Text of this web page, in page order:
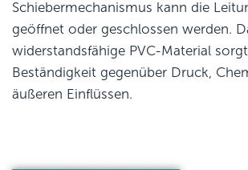
Schiebermechanismus kann die
geöffnet oder geschlossen werden.
widerstandsfähige PVC-Material
Beständigkeit gegenüber Druck,
äußeren Einflüssen.